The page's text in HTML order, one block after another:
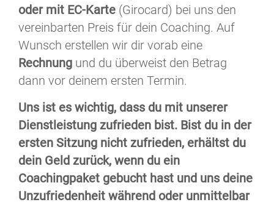
oder mit EC-Karte (Girocard) bei uns den
vereinbarten Preis für dein Coaching. Auf
Wunsch erstellen wir dir vorab eine
Rechnung und du überweist den Betrag
dann vor deinem ersten Termin.
Uns ist es wichtig, dass du mit unserer
Dienstleistung zufrieden bist. Bist du in der
ersten Sitzung nicht zufrieden, erhältst du
dein Geld zurück, wenn du ein
Coachingpaket gebucht hast und uns deine
Unzufriedenheit während oder unmittelbar